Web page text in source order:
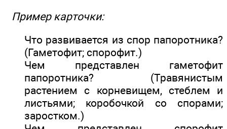
Пример карточки:
Что развивается из спор папоротника?
(Гаметофит; спорофит.)
Чем представлен гаметофит
папоротника? (Травянистым
растением с корневищем, стеблем и
листьями; коробочкой со спорами;
заростком.)